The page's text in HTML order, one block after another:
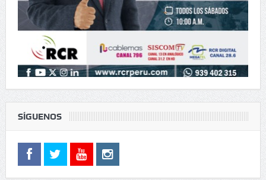
SÍGUENOS